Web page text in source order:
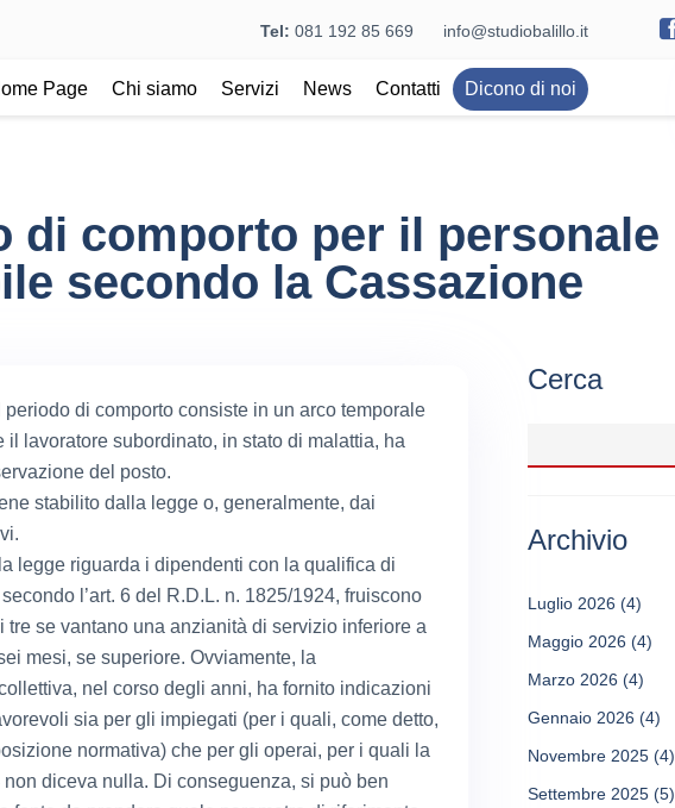
Tel: 081 192 85 669 info@studiobalillo.it
Page Chi siamo Servizi News Contatti Dicono di noi
di comporto per il personale
secondo la Cassazione
periodo di comporto consiste in un arco temporale
il lavoratore subordinato, in stato di malattia, ha
del posto.
stabilito dalla legge o, generalmente, dai
legge riguarda i dipendenti con la qualifica di
l’art. 6 del R.D.L. n. 1825/1924, fruiscono
tre se vantano una anzianità di servizio inferiore a
mesi, se superiore. Ovviamente, la
nel corso degli anni, ha fornito indicazioni
sia per gli impiegati (per i quali, come detto,
normativa) che per gli operai, per i quali la
non diceva nulla. Di conseguenza, si può ben
Cerca
Archivio
Luglio 2026 (4)
Maggio 2026 (4)
Marzo 2026 (4)
Gennaio 2026 (4)
Novembre 2025 (4)
Settembre 2025 (5)